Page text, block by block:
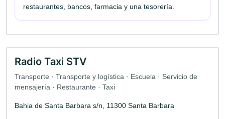
restaurantes, bancos, farmacia y una tesorería.
Radio Taxi STV
Transporte · Transporte y logística · Escuela · Servicio de
mensajería · Restaurante · Taxi
Bahia de Santa Barbara s/n, 11300 Santa Barbara